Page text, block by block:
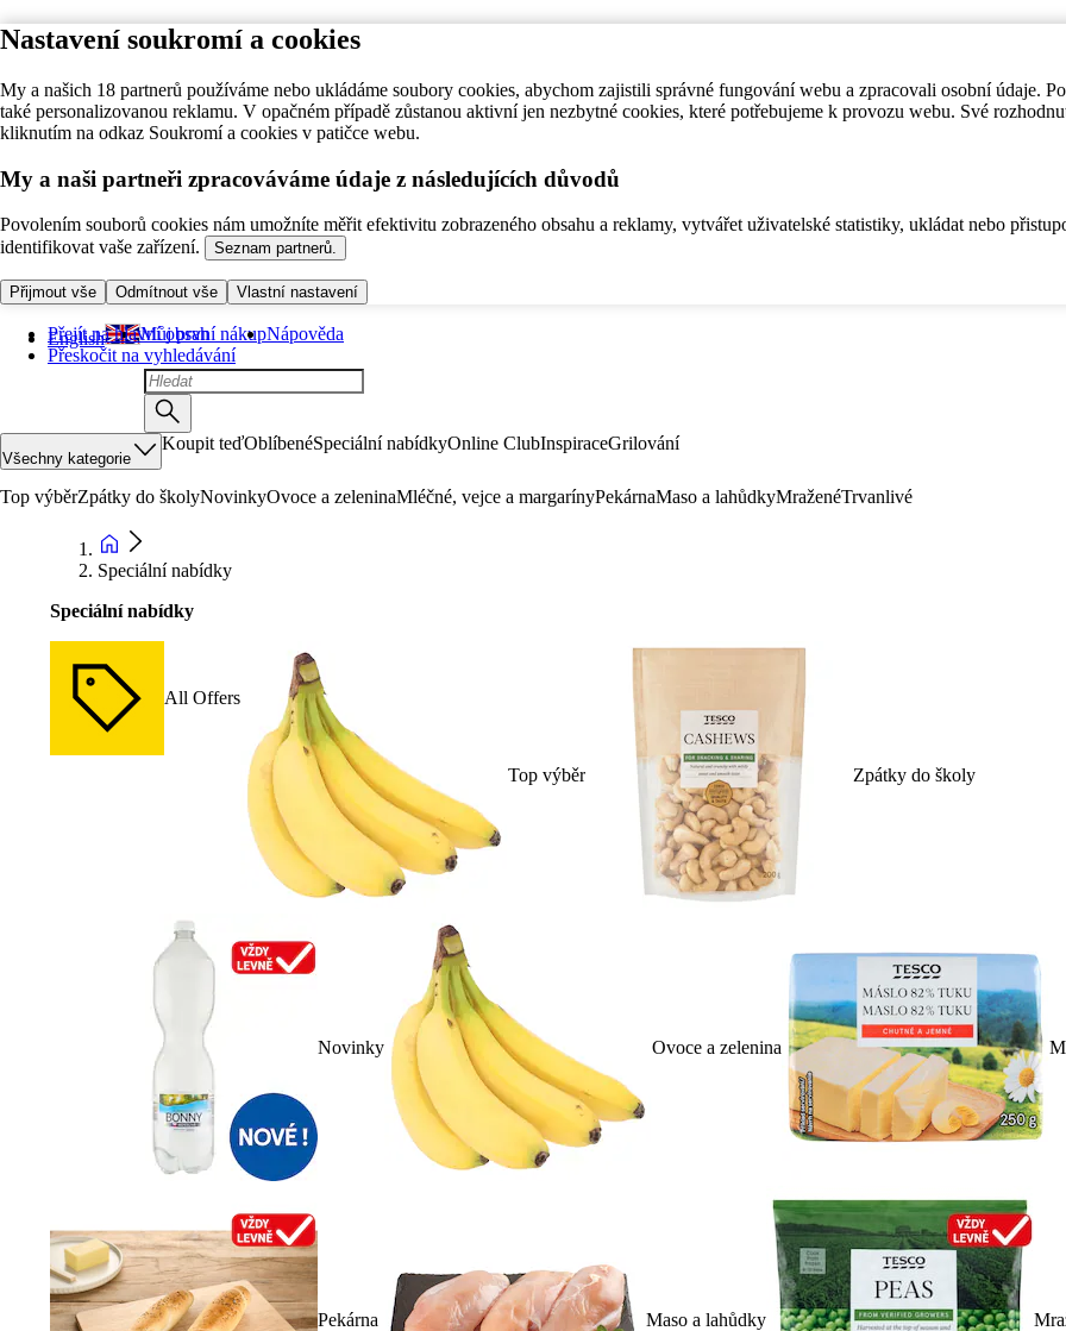
Nastavení soukromí a cookies
My a našich 18 partnerů používáme nebo ukládáme soubory cookies, abychom zajistili správné fungování webu a zpracovali osobní údaje.
také personalizovanou reklamu. V opačném případě zůstanou aktivní jen nezbytné cookies, které potřebujeme k provozu webu. Své
kliknutím na odkaz Soukromí a cookies v patičce webu.
My a naši partneři zpracováváme údaje z následujících důvodů
Povolením souborů cookies nám umožníte měřit efektivitu zobrazeného obsahu a reklamy, vytvářet uživatelské statistiky, ukládat nebo
identifikovat vaše zařízení.
Seznam partnerů.
Přijmout vše Odmítnout vše Vlastní nastavení
Přejít na hlavní obsah
Přeskočit na vyhledávání
English Můj první nákupNápověda
Všechny kategorie
Koupit teďOblíbenéSpeciální nabídkyOnline ClubInspiraceGrilování
Top výběrZpátky do školyNovinkyOvoce a zeleninaMléčné, vejce a margarínyPekárnaMaso a lahůdkyMraženéTrvanlivé
Speciální nabídky
Speciální nabídky
All Offers
Top výběr Zpátky do školy
Novinky Ovoce a zelenina
Pekárna Maso a lahůdky